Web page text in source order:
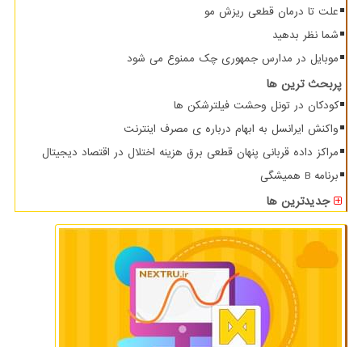
علت تا درمان قطعی ریزش مو
شما نظر بدهید
موبایل در مدارس جمهوری چک ممنوع می شود
پربحث ترین ها
کودکان در تونل وحشت فیلترشکن ها
واکنش ایرانسل به ابهام درباره ی مصرف اینترنت
مراکز داده قربانی پنهان قطعی برق هزینه اختلال در اقتصاد دیجیتال
برنامه B همیشگی
جدیدترین ها